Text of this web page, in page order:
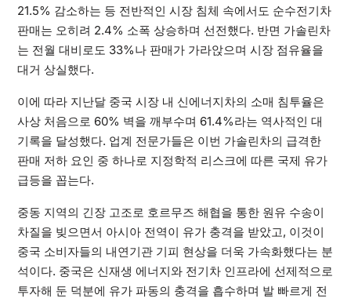
21.5% 감소하는 등 전반적인 시장 침체 속에서도 순수전기차
판매는 오히려 2.4% 소폭 상승하며 선전했다. 반면 가솔린차
는 전월 대비로도 33%나 판매가 가라앉으며 시장 점유율을
대거 상실했다.
이에 따라 지난달 중국 시장 내 신에너지차의 소매 침투율은
사상 처음으로 60% 벽을 깨부수며 61.4%라는 역사적인 대
기록을 달성했다. 업계 전문가들은 이번 가솔린차의 급격한
판매 저하 요인 중 하나로 지정학적 리스크에 따른 국제 유가
급등을 꼽는다.
중동 지역의 긴장 고조로 호르무즈 해협을 통한 원유 수송이
차질을 빚으면서 아시아 전역이 유가 충격을 받았고, 이것이
중국 소비자들의 내연기관 기피 현상을 더욱 가속화했다는 분
석이다. 중국은 신재생 에너지와 전기차 인프라에 선제적으로
투자해 둔 덕분에 유가 파동의 충격을 흡수하며 발 빠르게 전